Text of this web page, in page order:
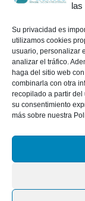
las
Su privacidad es
utilizamos cookies
usuario, personalizar
analizar el tráfico.
haga del sitio web
combinarla con otra
recopilado a partir del
su consentimiento
más sobre nuestra